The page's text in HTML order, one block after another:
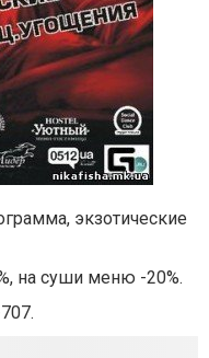
экзотические
на суши меню -20%.